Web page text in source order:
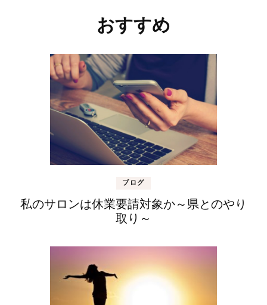
おすすめ
ブログ
私のサロンは休業要請対象か～県とのやり
取り～